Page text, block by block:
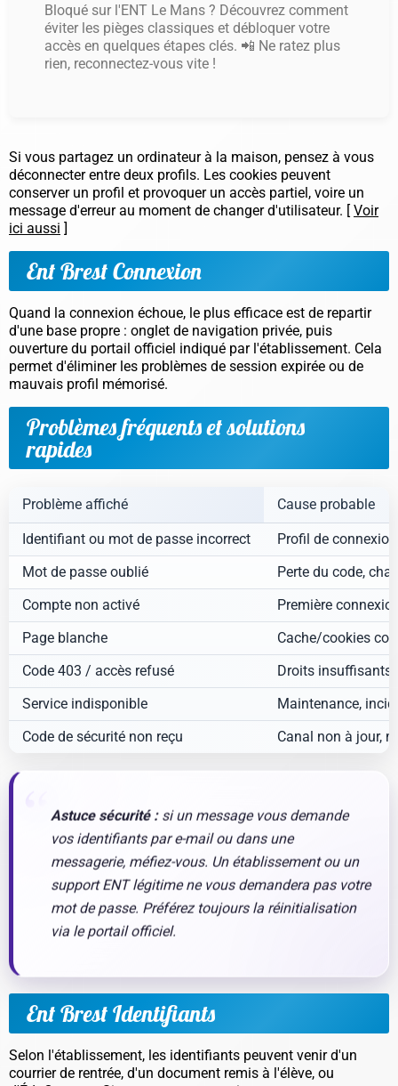
Bloqué sur l'ENT Le Mans ? Découvrez comment
éviter les pièges classiques et débloquer votre
accès en quelques étapes clés. 📲 Ne ratez plus
rien, reconnectez-vous vite !
Si vous partagez un ordinateur à la maison, pensez à vous
déconnecter entre deux profils. Les cookies peuvent
conserver un profil et provoquer un accès partiel, voire un
message d'erreur au moment de changer d'utilisateur. [Voir
ici aussi ]
Ent Brest Connexion
Quand la connexion échoue, le plus efficace est de repartir
d'une base propre : onglet de navigation privée, puis
ouverture du portail officiel indiqué par l'établissement. Cela
permet d'éliminer les problèmes de session expirée ou de
mauvais profil mémorisé.
Problèmes fréquents et solutions
rapides
Problème affiché Cause probable
Identifiant ou mot de passe incorrect
Profil de
Mot de passe oublié
Perte du code,
Compte non activé
Première
Page blanche
Cache/cookies
Code 403 / accès refusé
Droits
Service indisponible
Maintenance,
Code de sécurité non reçu
Canal non à jour,
Astuce sécurité :si un message vous demande
vos identifiants par e-mail ou dans une
messagerie, méfiez-vous. Un établissement ou un
support ENT légitime ne vous demandera pas votre
mot de passe. Préférez toujours la réinitialisation
via le portail officiel.
Ent Brest Identifiants
Selon l'établissement, les identifiants peuvent venir d'un
courrier de rentrée, d'un document remis à l'élève, ou